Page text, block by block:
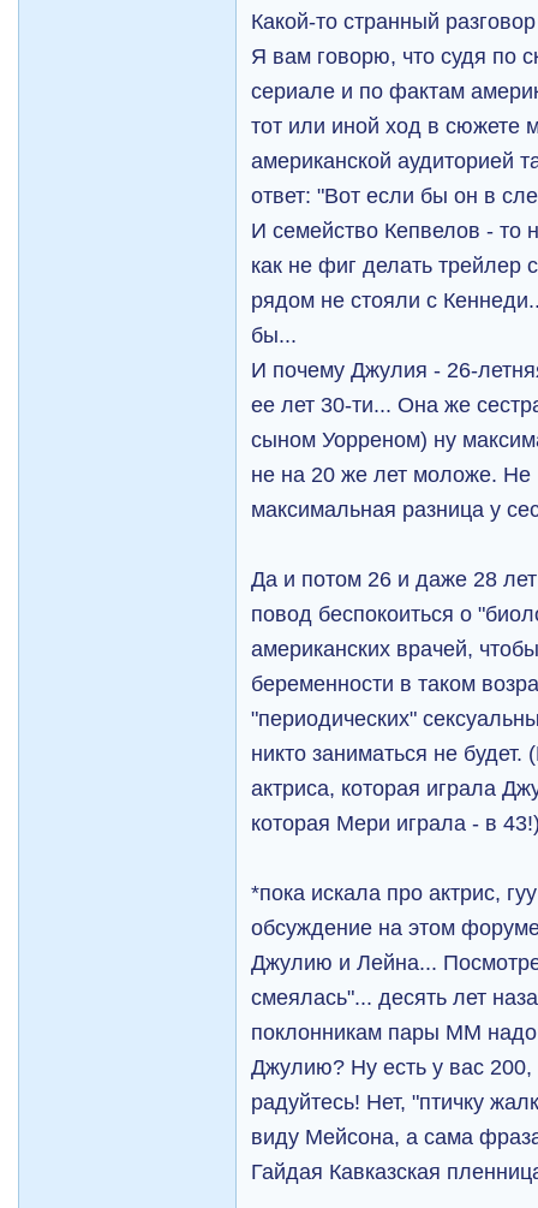
Какой-то странный
Я вам говорю, что судя по
сериале и по фактам
тот или иной ход в сюжете
американской аудиторией
ответ: "Вот если бы он в
И семейство Кепвелов - то
как не фиг делать трейлер
рядом не стояли с
бы...
И почему Джулия - 26-
ее лет 30-ти... Она же
сыном Уорреном) ну
не на 20 же лет моложе.
максимальная разница у
Да и потом 26 и даже 28
повод беспокоиться о
американских врачей,
беременности в таком
"периодических"
никто заниматься не
актриса, которая играла
которая Мери играла - в
*пока искала про актрис,
обсуждение на этом
Джулию и Лейна...
смеялась"... десять лет
поклонникам пары ММ
Джулию? Ну есть у вас
радуйтесь! Нет, "птичку
виду Мейсона, а сама
Гайдая Кавказская